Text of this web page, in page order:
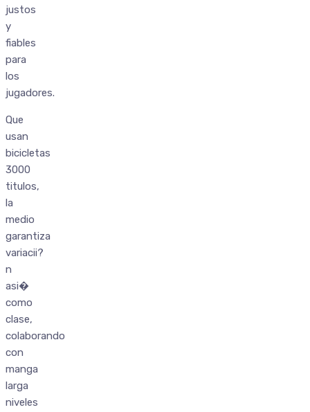
justos
y
fiables
para
los
jugadores.
Que
usan
bicicletas
3000
titulos,
la
medio
garantiza
variacii?
n
asi�
como
clase,
colaborando
con
manga
larga
niveles